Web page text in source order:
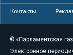
Контакты
© «Парламентская
Электронное